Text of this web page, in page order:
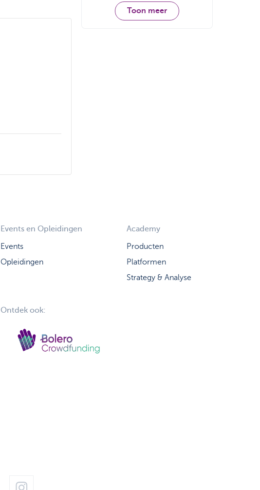
Toon meer
Events en Opleidingen
Events
Opleidingen
Academy
Producten
Platformen
Strategy & Analyse
Ontdek ook: